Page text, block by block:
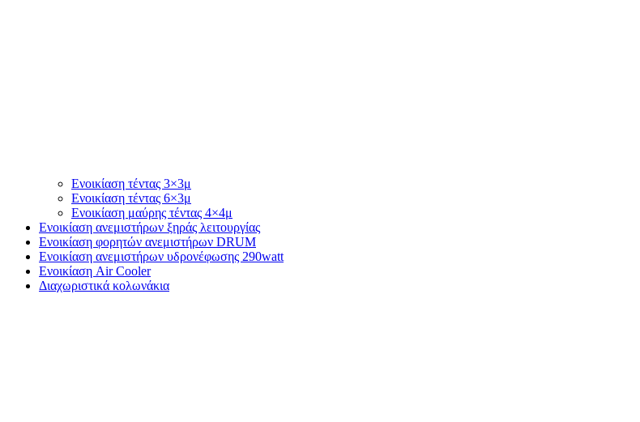
Ενοικίαση τέντας 3×3μ
Ενοικίαση τέντας 6×3μ
Ενοικίαση μαύρης τέντας 4×4μ
Ενοικίαση ανεμιστήρων ξηράς λειτουργίας
Ενοικίαση φορητών ανεμιστήρων DRUM
Ενοικίαση ανεμιστήρων υδρονέφωσης 290watt
Ενοικίαση Air Cooler
Διαχωριστικά κολωνάκια